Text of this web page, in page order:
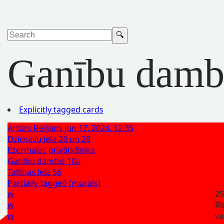
Ganību
Explicitly tagged cards
Artūrs Reiljans Jun 17, 2024, 12:35
Dzirnavu iela 26 un 28
Ezermalas privātklīnika
Ganību dambis 10a
Tallinas iela 56
Partially tagged (murals)
w
w
w